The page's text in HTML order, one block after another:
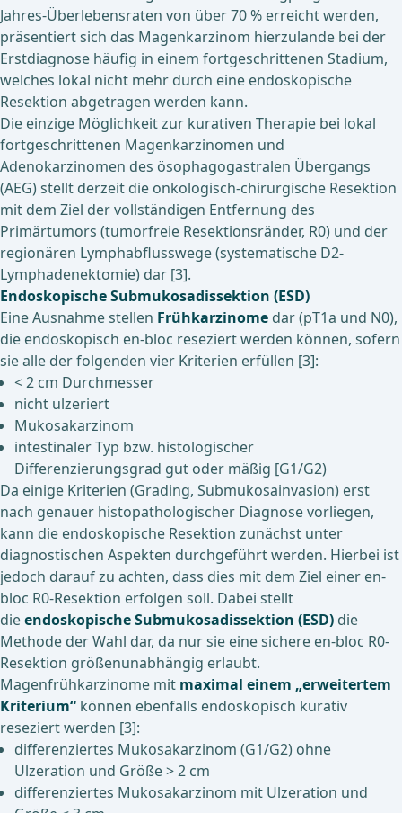
Jahres-Überlebensraten von über 70 % erreicht werden,
präsentiert sich das Magenkarzinom hierzulande bei der
Erstdiagnose häufig in einem fortgeschrittenen Stadium,
welches lokal nicht mehr durch eine endoskopische
Resektion abgetragen werden kann.
Die einzige Möglichkeit zur kurativen Therapie bei lokal
fortgeschrittenen Magenkarzinomen und
Adenokarzinomen des ösophagogastralen Übergangs
(AEG) stellt derzeit die onkologisch-chirurgische Resektion
mit dem Ziel der vollständigen Entfernung des
Primärtumors (tumorfreie Resektionsränder, R0) und der
regionären Lymphabflusswege (systematische D2-
Lymphadenektomie) dar [3].
Endoskopische Submukosadissektion (ESD)
Eine Ausnahme stellen Frühkarzinome dar (pT1a und N0),
die endoskopisch en-bloc reseziert werden können, sofern
sie alle der folgenden vier Kriterien erfüllen [3]:
< 2 cm Durchmesser
nicht ulzeriert
Mukosakarzinom
intestinaler Typ bzw. histologischer
Differenzierungsgrad gut oder mäßig [G1/G2)
Da einige Kriterien (Grading, Submukosainvasion) erst
nach genauer histopathologischer Diagnose vorliegen,
kann die endoskopische Resektion zunächst unter
diagnostischen Aspekten durchgeführt werden. Hierbei ist
jedoch darauf zu achten, dass dies mit dem Ziel einer en-
bloc R0-Resektion erfolgen soll. Dabei stellt
dieendoskopische Submukosadissektion (ESD) die
Methode der Wahl dar, da nur sie eine sichere en-bloc R0-
Resektion größenunabhängig erlaubt.
Magenfrühkarzinome mit maximal einem „erweitertem
Kriterium“ können ebenfalls endoskopisch kurativ
reseziert werden [3]:
differenziertes Mukosakarzinom (G1/G2) ohne
Ulzeration und Größe > 2 cm
differenziertes Mukosakarzinom mit Ulzeration und